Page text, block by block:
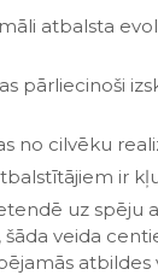
atbalsta
pārliecinoši
no cilvēku
ir
uz spēju
veida